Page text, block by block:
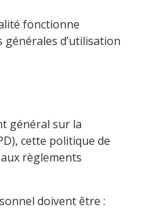
fonctionne
d’utilisation
général sur la
cette politique de
règlements
doivent être :